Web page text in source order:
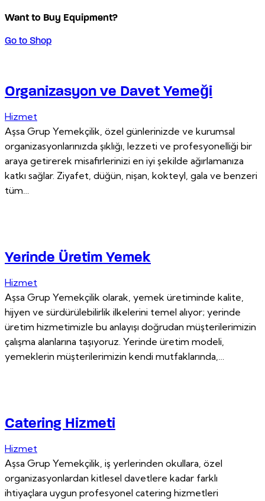
Want to Buy Equipment?
Go to Shop
Organizasyon ve Davet Yemeği
Hizmet
Aşsa Grup Yemekçilik, özel günlerinizde ve kurumsal
organizasyonlarınızda şıklığı, lezzeti ve profesyonelliği bir
araya getirerek misafirlerinizi en iyi şekilde ağırlamanıza
katkı sağlar. Ziyafet, düğün, nişan, kokteyl, gala ve benzeri
tüm…
Yerinde Üretim Yemek
Hizmet
Aşsa Grup Yemekçilik olarak, yemek üretiminde kalite,
hijyen ve sürdürülebilirlik ilkelerini temel alıyor; yerinde
üretim hizmetimizle bu anlayışı doğrudan müşterilerimizin
çalışma alanlarına taşıyoruz. Yerinde üretim modeli,
yemeklerin müşterilerimizin kendi mutfaklarında,…
Catering Hizmeti
Hizmet
Aşsa Grup Yemekçilik, iş yerlerinden okullara, özel
organizasyonlardan kitlesel davetlere kadar farklı
ihtiyaçlara uygun profesyonel catering hizmetleri